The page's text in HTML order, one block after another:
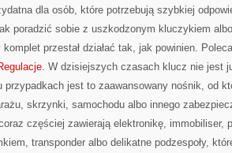
dla osób, które potrzebują szybkiej
poradzić sobie z uszkodzonym kluczykiem
przestał działać tak, jak powinien.
. W dzisiejszych czasach klucz nie jest
przypadkach jest to zaawansowany nośnik, od
skrzynki, samochodu albo innego
częściej zawierają elektronikę, immobiliser,
transponder albo delikatne podzespoły,